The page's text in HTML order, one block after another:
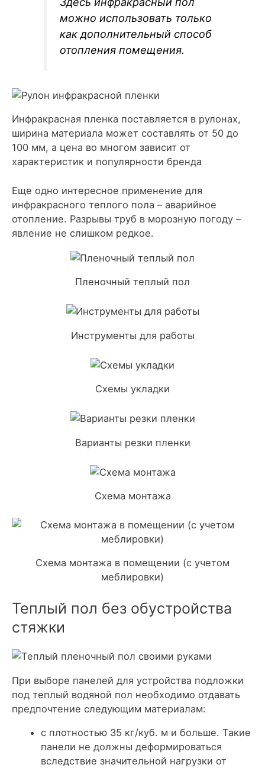
можно использовать только
как дополнительный способ
отопления помещения.
Инфракрасная пленка поставляется в рулонах,
ширина материала может составлять от 50 до
100 мм, а цена во многом зависит от
характеристик и популярности бренда
Еще одно интересное применение для
инфракрасного теплого пола – аварийное
отопление. Разрывы труб в морозную погоду –
явление не слишком редкое.
Пленочный теплый пол
Инструменты для работы
Схемы укладки
Варианты резки пленки
Схема монтажа
Схема монтажа в помещении (с учетом
меблировки)
Теплый пол без обустройства
стяжки
При выборе панелей для устройства подложки
под теплый водяной пол необходимо отдавать
предпочтение следующим материалам:
с плотностью 35 кг/куб. м и больше. Такие
панели не должны деформироваться
вследствие значительной нагрузки от